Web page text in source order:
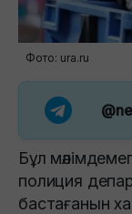
Фото: ura.ru
Бұл
полиция
бастағанын